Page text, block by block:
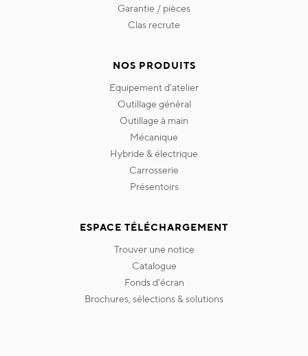
garantie / pièces
clas recrute
NOS PRODUITS
equipement d'atelier
outillage général
outillage à main
mécanique
hybride & électrique
carrosserie
présentoirs
ESPACE TÉLÉCHARGEMENT
trouver une notice
catalogue
fonds d'écran
brochures, sélections & solutions